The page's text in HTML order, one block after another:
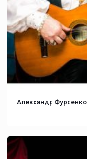
Александр Фурсенко